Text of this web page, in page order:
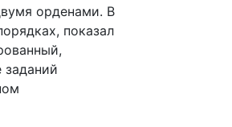
орденами. В
показал
заданий